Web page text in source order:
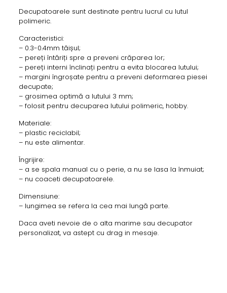
Decupatoarele sunt destinate pentru lucrul cu lutul
polimeric.
Caracteristici:
– 0.3-0.4mm tăișul;
– pereți întăriți spre a preveni crăparea lor;
– pereți interni înclinați pentru a evita blocarea lutului;
– margini îngroșate pentru a preveni deformarea piesei
decupate;
– grosimea optimă a lutului 3 mm;
– folosit pentru decuparea lutului polimeric, hobby.
Materiale:
– plastic reciclabil;
– nu este alimentar.
Îngrijire:
– a se spala manual cu o perie, a nu se lasa la înmuiat;
– nu coaceti decupatoarele.
Dimensiune:
– lungimea se refera la cea mai lungă parte.
Daca aveti nevoie de o alta marime sau decupator
personalizat, va astept cu drag in mesaje.